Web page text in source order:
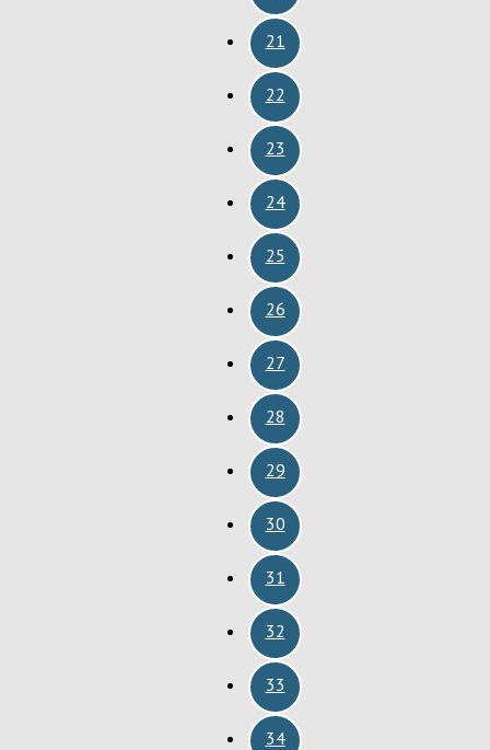
21
22
23
24
25
26
27
28
29
30
31
32
33
34